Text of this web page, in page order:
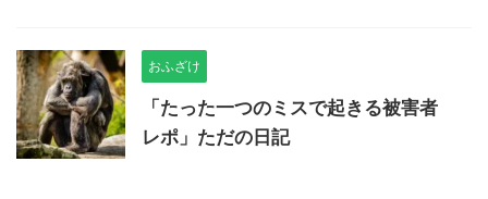
おふざけ
「たった一つのミスで起きる被害者
レポ」ただの日記